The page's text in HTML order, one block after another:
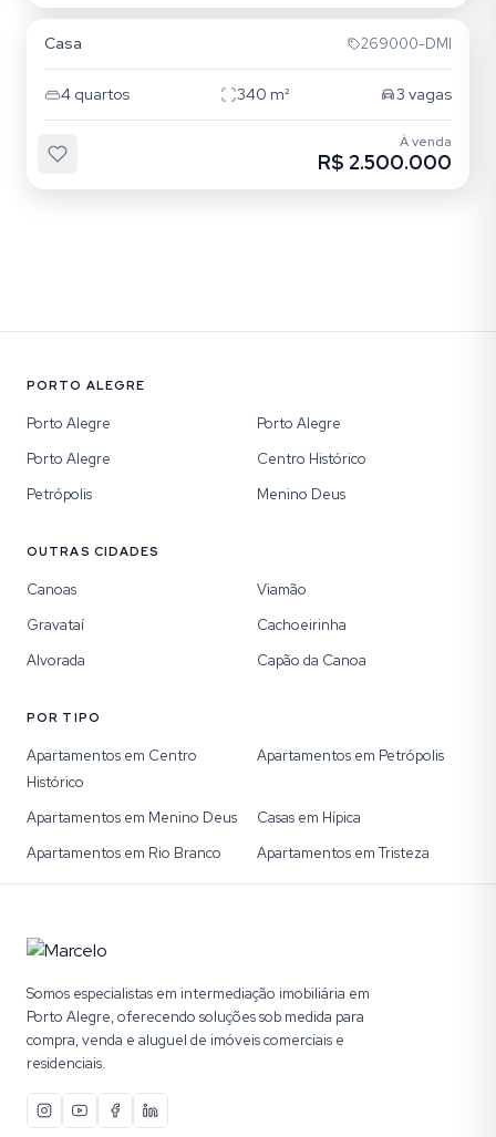
Casa 269000-DMI
4 quartos 340 m² 3 vagas
À venda
R$ 2.500.000
PORTO ALEGRE
Porto Alegre
Porto Alegre
Porto Alegre
Centro Histórico
Petrópolis
Menino Deus
OUTRAS CIDADES
Canoas
Viamão
Gravataí
Cachoeirinha
Alvorada
Capão da Canoa
POR TIPO
Apartamentos em Centro
Histórico
Apartamentos em Petrópolis
Apartamentos em Menino Deus
Casas em Hípica
Apartamentos em Rio Branco
Apartamentos em Tristeza
Somos especialistas em intermediação imobiliária em
Porto Alegre, oferecendo soluções sob medida para
compra, venda e aluguel de imóveis comerciais e
residenciais.